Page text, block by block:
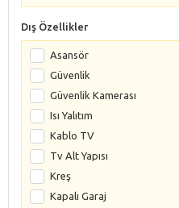
Dış Özellikler
Asansör
Güvenlik
Güvenlik Kamerası
Isı Yalıtım
Kablo TV
Tv Alt Yapısı
Kreş
Kapalı Garaj